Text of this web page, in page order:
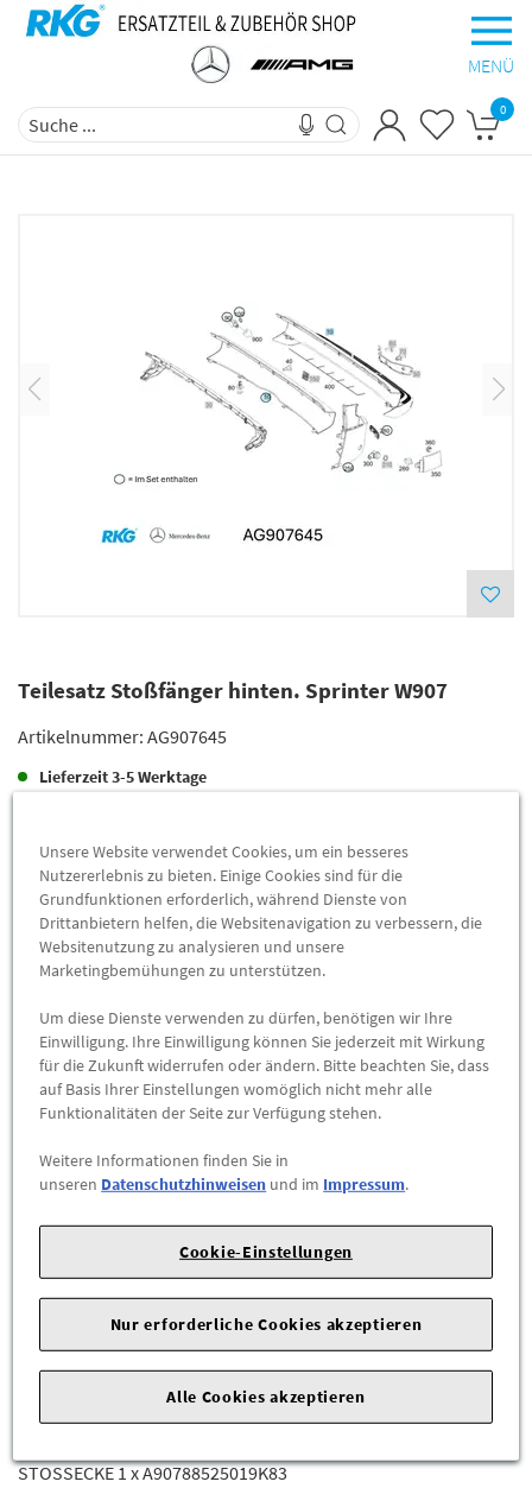
MENÜ
0
Teilesatz Stoßfänger hinten. Sprinter W907
Artikelnummer: AG907645
Lieferzeit3-5 Werktage
Preis inkl. 19%MwSt.
Versandkostenfrei
Abholung
Abholbar andiesen Standorten
-
ZUM WARENKORB HINZUFÜGEN
Tel: +49711170 |E-Mail:
dialog.mb@mercedes-benz.com|Webseite:
https://www.mercedes-benz.com
STOSSFAENGER HINTEN 1 x A90788530019K83
STOSSECKE 1 x A90788525019K83
Unsere Website verwendet Cookies, um ein besseres
Nutzererlebnis zu bieten. Einige Cookies sind für die
Grundfunktionen erforderlich, während Dienste von
Drittanbietern helfen, die Websitenavigation zu verbessern, die
Websitenutzung zu analysieren und unsere
Marketingbemühungen zu unterstützen.
Um diese Dienste verwenden zu dürfen, benötigen wir Ihre
Einwilligung. Ihre Einwilligung können Sie jederzeit mit Wirkung
für die Zukunft widerrufen oder ändern. Bitte beachten Sie, dass
auf Basis Ihrer Einstellungen womöglich nicht mehr alle
Funktionalitäten der Seite zur Verfügung stehen.
Weitere Informationen finden Sie in
unseren Datenschutzhinweisen und im Impressum.
Cookie-Einstellungen
Nur erforderliche Cookies akzeptieren
Alle Cookies akzeptieren